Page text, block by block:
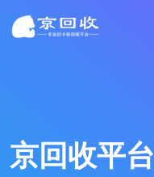
京回收平台